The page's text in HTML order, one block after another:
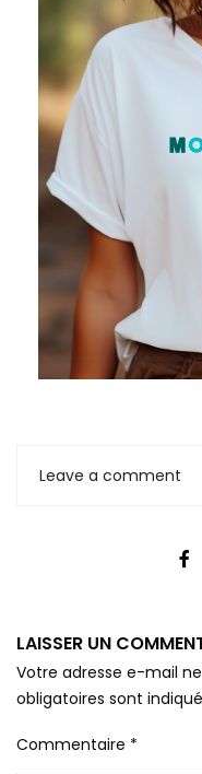
Leave a comment
LAISSER UN
Votre adresse e-mail
obligatoires sont
Commentaire *